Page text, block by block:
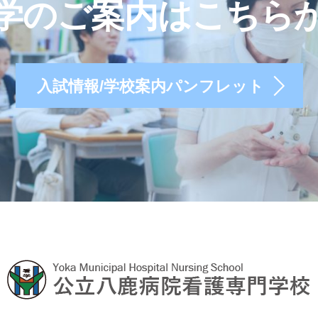
のご案内はこちら
入試情報/学校案内パンフレット